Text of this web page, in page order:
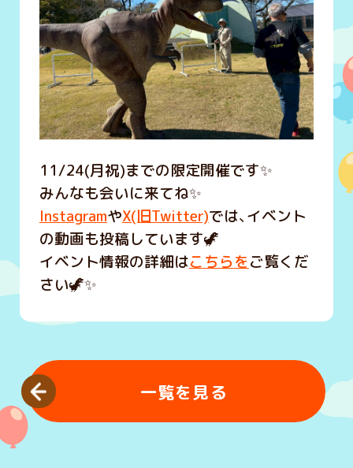
11/24(月祝)までの限定開催です✨
みんなも会いに来てね✨
InstagramやX(旧Twitter)では、イベント
の動画も投稿しています🦖
イベント情報の詳細はこちらをご覧くだ
さい🦖✨
一覧を見る